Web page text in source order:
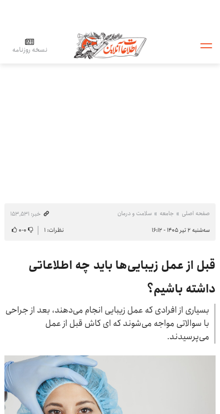
نسخه روزنامه
صفحه اصلی جامعه سلامت و درمان
خبر: ۱۵۳٬۵۳۱
سه‌شنبه ۲ تیر ۱۴۰۵ - ۱۶:۱۲
نظرات: ۱ ۰-۰
قبل از عمل زیبایی‌ها باید چه اطلاعاتی
داشته باشیم؟
بسیاری از افرادی که عمل زیبایی انجام می‌دهند، بعد از جراحی
با سوالاتی مواجه می‌شوند که ای کاش قبل از عمل
می‌پرسیدند.